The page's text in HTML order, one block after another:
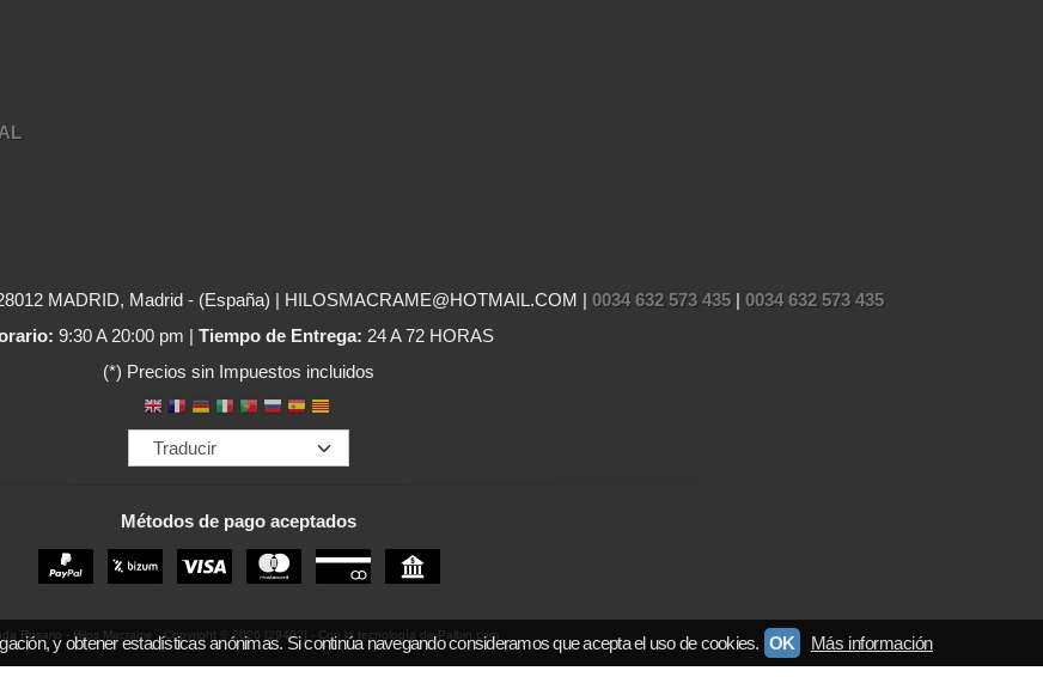
MADRID, Madrid - (España) | HILOSMACRAME@HOTMAIL.COM |0034 632 573 435 |0034 632 573 435
9:30 A 20:00 pm | Tiempo de Entrega: 24 A 72 HORAS
(*) Precios sin Impuestos incluidos
Métodos de pago aceptados
Rosario - Hilos Macrame - Copyright © 2026 [29402] - Con la tecnología de Palbin.com
y obtener estadísticas anónimas. Si continúa navegando consideramos que acepta el uso de cookies. OK Más información